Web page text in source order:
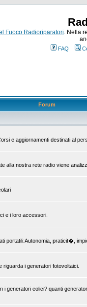
Fuoco Radioriparatori. Nella
FAQ
Forum
e aggiornamenti destinati al
alla nostra rete radio viene
e i loro accessori.
portatili:Autonomia, praticit�,
i generatori fotovoltaici.
generatori eolici? quanti